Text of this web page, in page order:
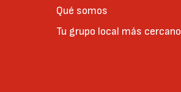
Qué somos
Tu grupo local más cercano